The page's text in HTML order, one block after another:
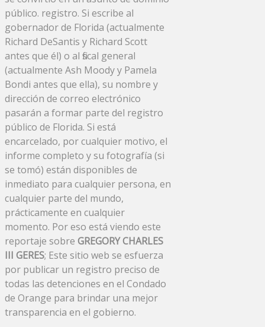
público. registro. Si escribe al
gobernador de Florida (actualmente
Richard DeSantis y Richard Scott
antes que él) o al fiscal general
(actualmente Ash Moody y Pamela
Bondi antes que ella), su nombre y
dirección de correo electrónico
pasarán a formar parte del registro
público de Florida. Si está
encarcelado, por cualquier motivo, el
informe completo y su fotografía (si
se tomó) están disponibles de
inmediato para cualquier persona, en
cualquier parte del mundo,
prácticamente en cualquier
momento. Por eso está viendo este
reportaje sobre GREGORY CHARLES
III GERES; Este sitio web se esfuerza
por publicar un registro preciso de
todas las detenciones en el Condado
de Orange para brindar una mejor
transparencia en el gobierno.